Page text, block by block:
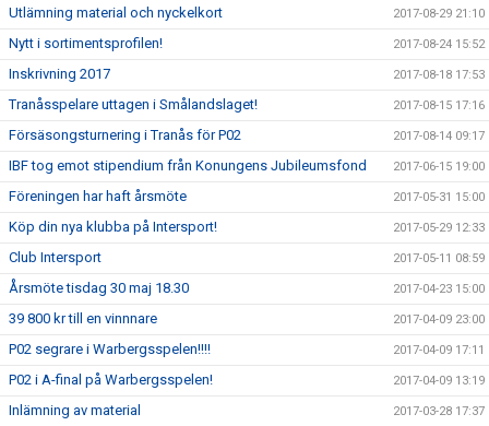
Utlämning material och nyckelkort 2017-08-29 21:10
Nytt i sortimentsprofilen! 2017-08-24 15:52
Inskrivning 2017 2017-08-18 17:53
Tranåsspelare uttagen i Smålandslaget! 2017-08-15 17:16
Försäsongsturnering i Tranås för P02 2017-08-14 09:17
IBF tog emot stipendium från Konungens Jubileumsfond 2017-06-15 19:00
Föreningen har haft årsmöte 2017-05-31 15:00
Köp din nya klubba på Intersport! 2017-05-29 12:33
Club Intersport 2017-05-11 08:59
Årsmöte tisdag 30 maj 18.30 2017-04-23 15:00
39 800 kr till en vinnnare 2017-04-09 23:00
P02 segrare i Warbergsspelen!!!! 2017-04-09 17:11
P02 i A-final på Warbergsspelen! 2017-04-09 13:19
Inlämning av material 2017-03-28 17:37